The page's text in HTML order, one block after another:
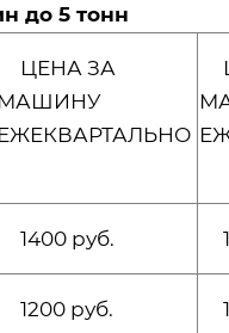
до 5 тонн
ЦЕНА ЗА
МАШИНУ
ЕЖЕКВАРТАЛЬНО
1400 руб.
1200 руб.